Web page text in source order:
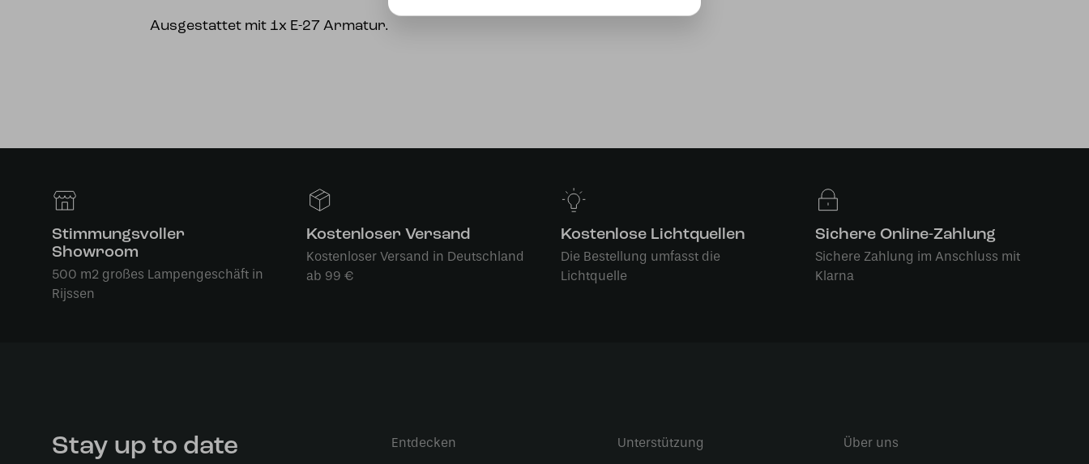
Ausgestattet mit 1x E-27 Armatur.
Stimmungsvoller
Showroom
500 m2 großes Lampengeschäft in
Rijssen
Kostenloser Versand
Kostenloser Versand in Deutschland
ab 99 €
Kostenlose Lichtquellen
Die Bestellung umfasst die
Lichtquelle
Sichere Online-Zahlung
Sichere Zahlung im Anschluss mit
Klarna
Stay up to date Entdecken Unterstützung Über uns